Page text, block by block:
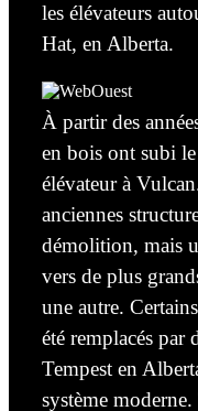
les élévateurs
Hat, en Alberta.
À partir des
en bois ont subi
élévateurà
anciennes
démolition, mais
vers de plus
une autre. Certains
été remplacés par
Tempest en
système